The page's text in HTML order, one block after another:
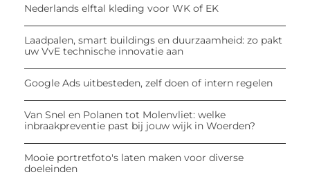
Nederlands elftal kleding voor WK of EK
Laadpalen, smart buildings en duurzaamheid: zo pakt
uw VvE technische innovatie aan
Google Ads uitbesteden, zelf doen of intern regelen
Van Snel en Polanen tot Molenvliet: welke
inbraakpreventie past bij jouw wijk in Woerden?
Mooie portretfoto's laten maken voor diverse
doeleinden